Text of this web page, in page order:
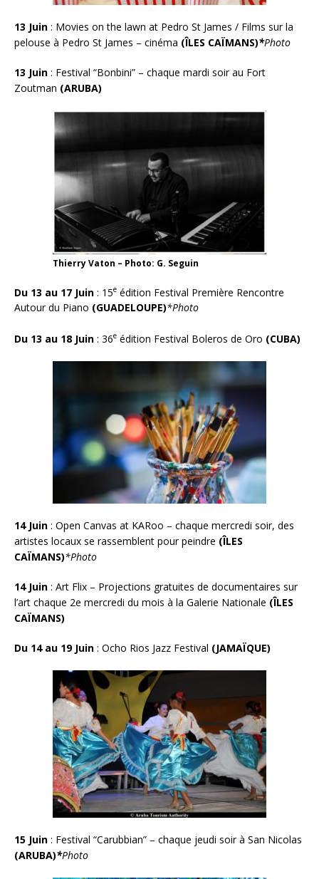
13 Juin : Movies on the lawn at Pedro St James / Films sur la
pelouse à Pedro St James – cinéma (ÎLES CAÏMANS)*Photo
13 Juin : Festival “Bonbini” – chaque mardi soir au Fort
Zoutman (ARUBA)
Thierry Vaton – Photo: G. Seguin
Du 13 au 17 Juin : 15e édition Festival Première Rencontre
Autour du Piano (GUADELOUPE)*Photo
Du 13 au 18 Juin : 36e édition Festival Boleros de Oro (CUBA)
14 Juin : Open Canvas at KARoo – chaque mercredi soir, des
artistes locaux se rassemblent pour peindre (ÎLES
CAÏMANS)*Photo
14 Juin : Art Flix – Projections gratuites de documentaires sur
l’art chaque 2e mercredi du mois à la Galerie Nationale (ÎLES
CAÏMANS)
Du 14 au 19 Juin : Ocho Rios Jazz Festival (JAMAÏQUE)
15 Juin : Festival “Carubbian” – chaque jeudi soir à San Nicolas
(ARUBA)*Photo